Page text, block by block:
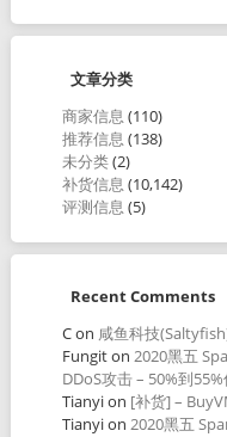
文章分类
商家信息 (110)
推荐信息 (138)
未分类(2)
补货信息 (10,142)
评测信息 (5)
Recent Comments
Con 咸鱼科技
Fungiton 2020黑五
DDoS攻击 – 50%到
Tianyion [补货] –
Tianyion 2020黑五